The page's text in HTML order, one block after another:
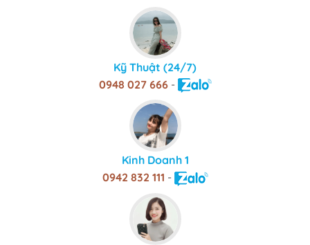
Kỹ Thuật (24/7)
0948 027 666-
Kinh Doanh 1
0942 832 111 -